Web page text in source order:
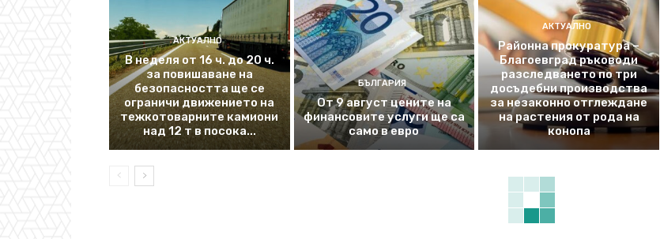
АКТУАЛНО
В неделя от 16 ч. до 20 ч.
за повишаване на
безопасността ще се
ограничи движението на
тежкотоварните камиони
над 12 т в посока...
БЪЛГАРИЯ
От 9 август цените на
финансовите услуги ще са
само в евро
АКТУАЛНО
Районна прокуратура –
Благоевград ръководи
разследването по три
досъдебни производства
за незаконно отглеждане
на растения от рода на
конопа